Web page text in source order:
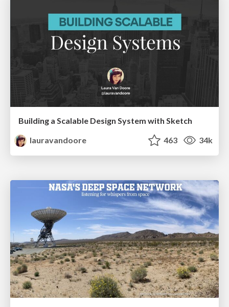
Building a Scalable Design System with Sketch
lauravandoore
463 34k